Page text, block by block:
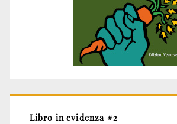
Libro in evidenza #2